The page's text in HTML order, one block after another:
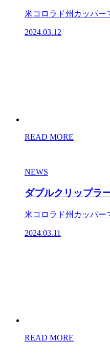
米コロラド州カッパー
2024.03.12
READ MORE
NEWS
ダブルクリップラ
米コロラド州カッパー
2024.03.11
READ MORE